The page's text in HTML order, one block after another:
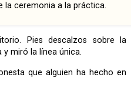
la ceremonia a la práctica.
miró la línea única.